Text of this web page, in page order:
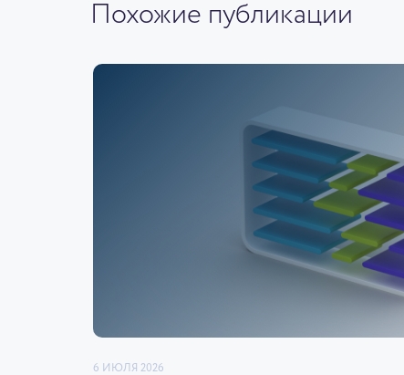
Похожие публикации
6 ИЮЛЯ 2026